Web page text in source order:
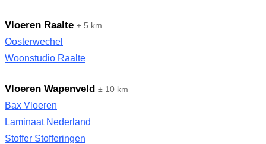
Vloeren Raalte ± 5 km
Oosterwechel
Woonstudio Raalte
Vloeren Wapenveld ± 10 km
Bax Vloeren
Laminaat Nederland
Stoffer Stofferingen